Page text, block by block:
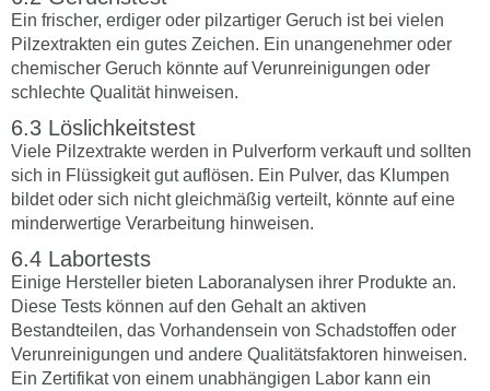
Ein frischer, erdiger oder pilzartiger Geruch ist bei vielen
Pilzextrakten ein gutes Zeichen. Ein unangenehmer oder
chemischer Geruch könnte auf Verunreinigungen oder
schlechte Qualität hinweisen.
Löslichkeitstest
Viele Pilzextrakte werden in Pulverform verkauft und sollten
sich in Flüssigkeit gut auflösen. Ein Pulver, das Klumpen
bildet oder sich nicht gleichmäßig verteilt, könnte auf eine
minderwertige Verarbeitung hinweisen.
Labortests
Einige Hersteller bieten Laboranalysen ihrer Produkte an.
Diese Tests können auf den Gehalt an aktiven
Bestandteilen, das Vorhandensein von Schadstoffen oder
Verunreinigungen und andere Qualitätsfaktoren hinweisen.
Ein Zertifikat von einem unabhängigen Labor kann ein